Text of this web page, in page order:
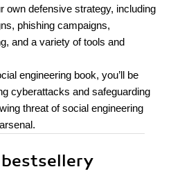
own defensive strategy, including
phishing campaigns,
and a variety of tools and
engineering book, you’ll be
cyberattacks and safeguarding
threat of social engineering